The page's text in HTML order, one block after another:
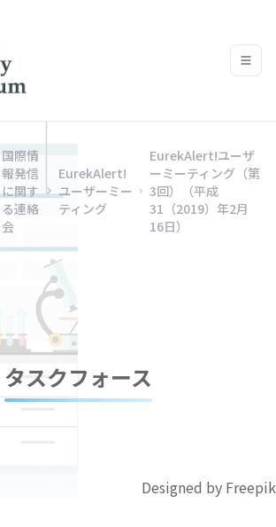
国際情
報発信
に関す
る連絡
会
EurekAlert!
ユーザーミー
ティング
EurekAlert!ユーザ
ーミーティング（第
3回）（平成
31（2019）年2月
16日）
タスクフォース
Designed by Freepik